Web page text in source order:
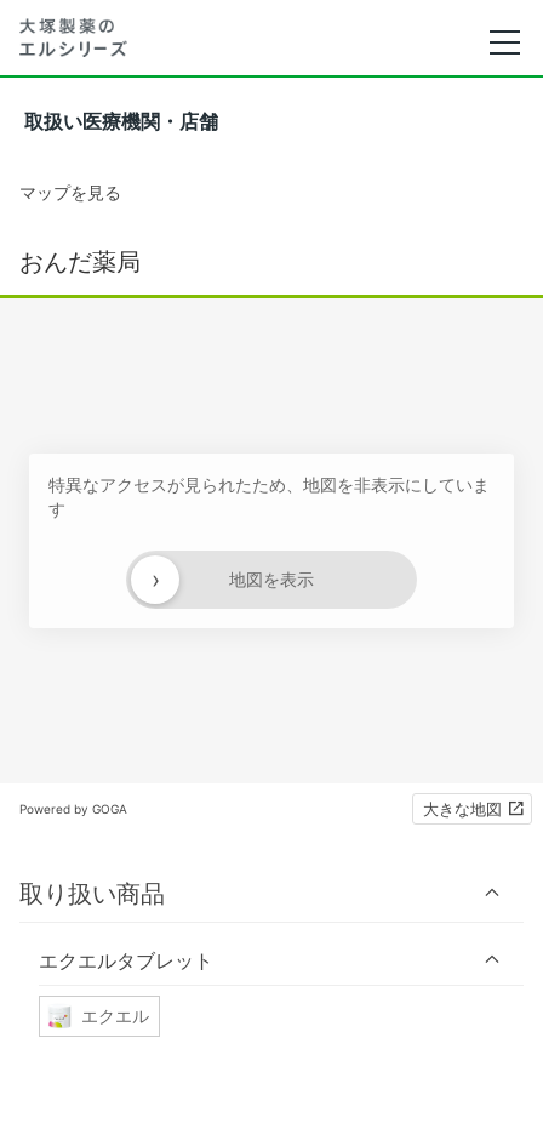
取扱い医療機関・店舗
マップを見る
おんだ薬局
特異なアクセスが見られたため、地図を非表示にしていま
す
地図を表示
›
Powered by GOGA 大きな地図
取り扱い商品
エクエルタブレット
エクエル